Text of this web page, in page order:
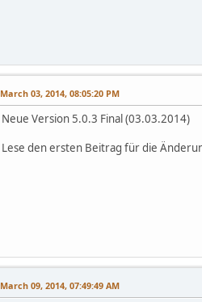
March 03, 2014, 08:05:20 PM
Neue Version 5.0.3 Final (03.03.2014)
Lese den ersten Beitrag für die
March 09, 2014, 07:49:49 AM